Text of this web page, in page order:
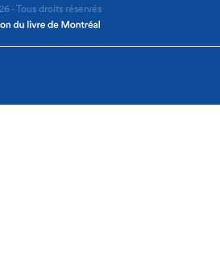
- Tous droits réservés